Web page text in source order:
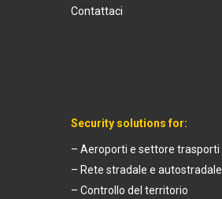
Contattaci
Security solutions for:
– Aeroporti e settore trasporti
– Rete stradale e autostradale
– Controllo del territorio